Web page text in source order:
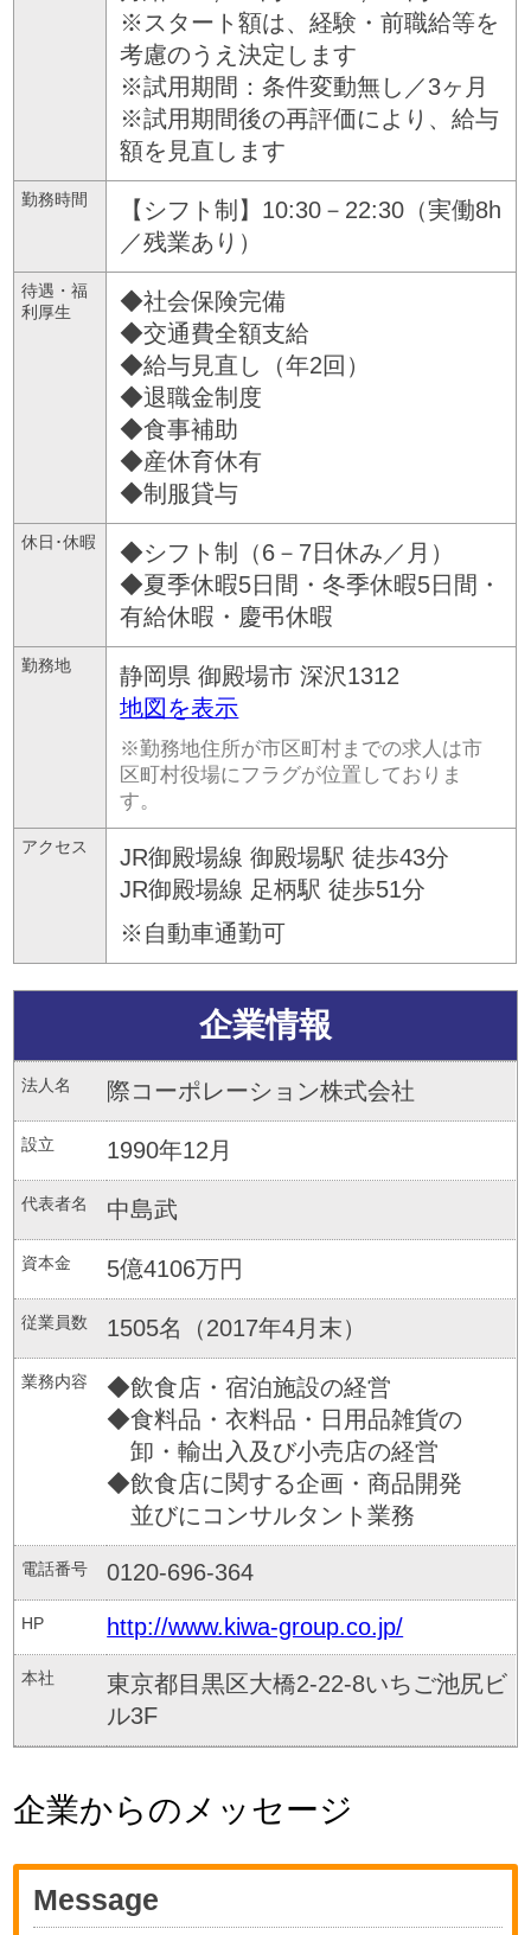
※スタート額は、経験・前職給等を
考慮のうえ決定します
※試用期間：条件変動無し／3ヶ月
※試用期間後の再評価により、給与
額を見直します
勤務時間
【シフト制】10:30－22:30（実働8h
／残業あり）
待遇・福
利厚生
◆社会保険完備
◆交通費全額支給
◆給与見直し（年2回）
◆退職金制度
◆食事補助
◆産休育休有
◆制服貸与
休日･休暇
◆シフト制（6－7日休み／月）
◆夏季休暇5日間・冬季休暇5日間・
有給休暇・慶弔休暇
勤務地 静岡県 御殿場市 深沢1312
地図を表示
※勤務地住所が市区町村までの求人は市
区町村役場にフラグが位置しておりま
す。
アクセス
JR御殿場線 御殿場駅 徒歩43分
JR御殿場線 足柄駅 徒歩51分
※自動車通勤可
企業情報
法人名 際コーポレーション株式会社
設立 1990年12月
代表者名 中島武
資本金 5億4106万円
従業員数 1505名（2017年4月末）
業務内容
◆飲食店・宿泊施設の経営
◆食料品・衣料品・日用品雑貨の
卸・輸出入及び小売店の経営
◆飲食店に関する企画・商品開発
並びにコンサルタント業務
電話番号 0120-696-364
HP http://www.kiwa-group.co.jp/
本社
東京都目黒区大橋2-22-8いちご池尻ビ
ル3F
企業からのメッセージ
Message